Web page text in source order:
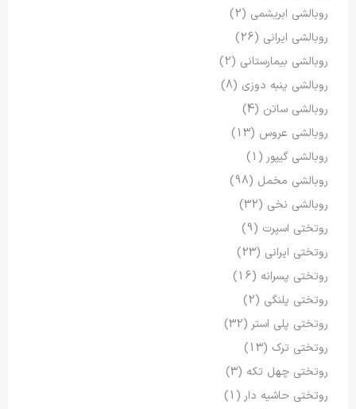
روبالشی ابریشمی (2)
روبالشی ایرانی (26)
روبالشی بیمارستانی (2)
روبالشی پنبه دوزی (8)
روبالشی ساتن (4)
روبالشی عروس (13)
روبالشی گیپور(1)
روبالشی مخمل (98)
روبالشی نخی (32)
روتختی اسپرت (9)
روتختی ایرانی (23)
روتختی پسرانه (16)
روتختی پلنگی (2)
روتختی پلی استر(32)
روتختی ترک (13)
روتختی چهل تکه (3)
روتختی حاشیه دار(1)